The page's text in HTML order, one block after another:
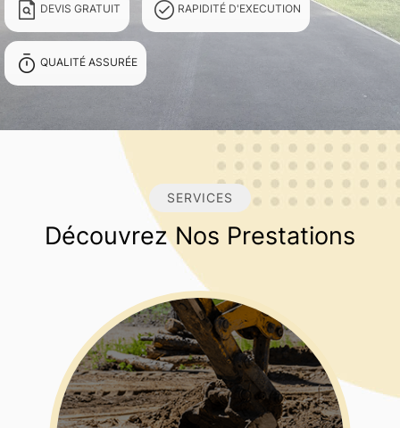
DEVIS GRATUIT RAPIDITÉ D'EXECUTION
QUALITÉ ASSURÉE
SERVICES
Découvrez Nos Prestations